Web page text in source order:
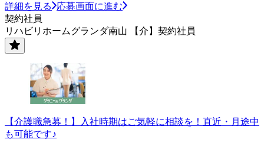
詳細を見る
応募画面に進む
契約社員
リハビリホームグランダ南山 【介】契約社員
【介護職急募！】入社時期はご気軽に相談を！直近・月途中
も可能です♪